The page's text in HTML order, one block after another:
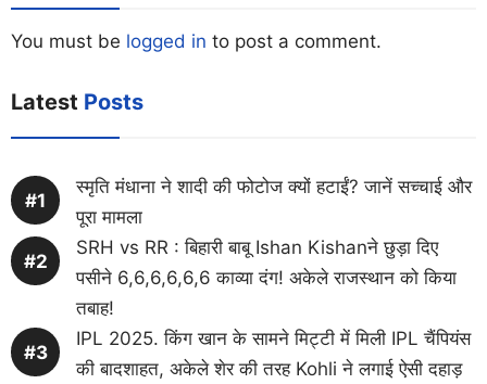
You must be logged in to post a comment.
Latest Posts
स्मृति मंधाना ने शादी की फोटोज क्यों हटाईं? जानें सच्चाई और
पूरा मामला
SRH vs RR : बिहारी बाबू Ishan Kishanने छुड़ा दिए
पसीने 6,6,6,6,6,6 काव्या दंग! अकेले राजस्थान को किया
तबाह!
IPL 2025. किंग खान के सामने मिट्टी में मिली IPL चैंपियंस
की बादशाहत, अकेले शेर की तरह Kohli ने लगाई ऐसी दहाड़